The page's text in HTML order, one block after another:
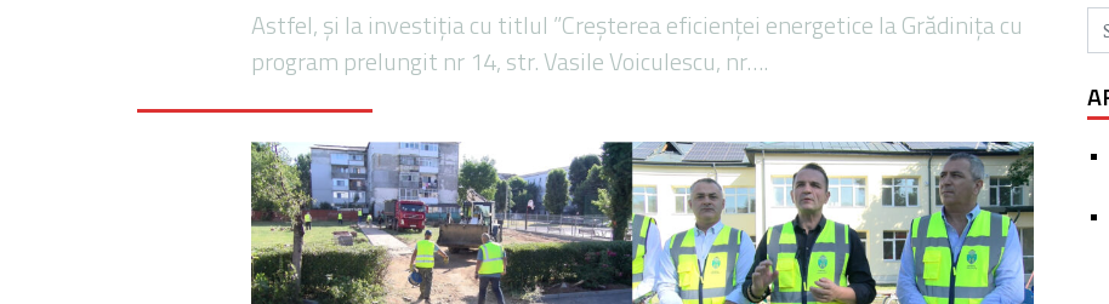
Astfel, și la investiția cu titlul ”Creșterea eficienței energetice la Grădinița cu
program prelungit nr 14, str. Vasile Voiculescu, nr….